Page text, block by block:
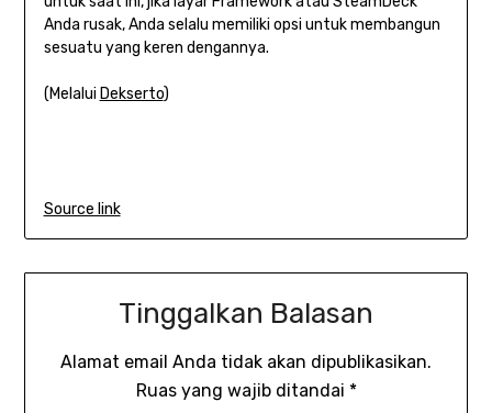
Anda rusak, Anda selalu memiliki opsi untuk membangun
sesuatu yang keren dengannya.
(Melalui Dekserto)
Source link
Tinggalkan Balasan
Alamat email Anda tidak akan dipublikasikan.
Ruas yang wajib ditandai *